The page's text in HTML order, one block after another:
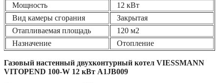
Мощность
12 кВт
Вид камеры сгорания
Закрытая
Отапливаемая площадь
120 м2
Назначение
Отопление
Газовый настенный двухконтурный котел VIESSMANN
VITOPEND 100-W 12 кВт A1JB009